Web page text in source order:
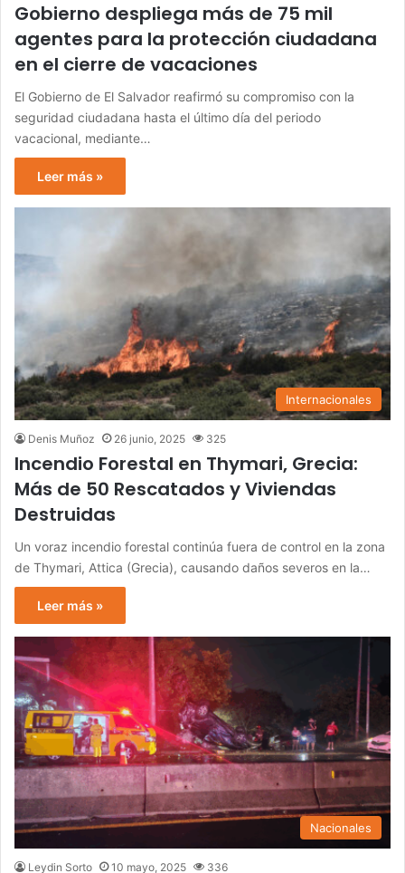
Gobierno despliega más de 75 mil
agentes para la protección ciudadana
en el cierre de vacaciones
El Gobierno de El Salvador reafirmó su compromiso con la
seguridad ciudadana hasta el último día del periodo
vacacional, mediante…
Leer más »
Internacionales
Denis Muñoz 26 junio, 2025 325
Incendio Forestal en Thymari, Grecia:
Más de 50 Rescatados y Viviendas
Destruidas
Un voraz incendio forestal continúa fuera de control en la zona
de Thymari, Attica (Grecia), causando daños severos en la…
Leer más »
Nacionales
Leydin Sorto 10 mayo, 2025 336